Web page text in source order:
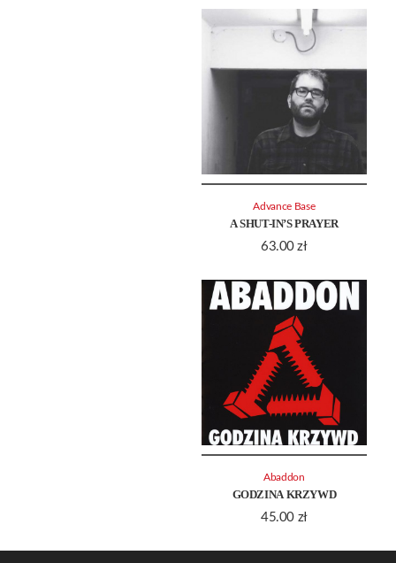
A SHUT-IN’S PRAYER
63.00zł
Advance Base
GODZINA KRZYWD
45.00 zł
Abaddon